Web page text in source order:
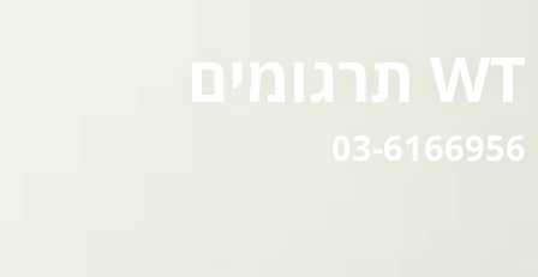
WT תרגומים
03-6166956